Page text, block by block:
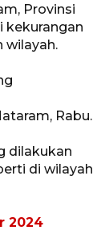
Provinsi
kekurangan
wilayah.
Rabu.
dilakukan
di wilayah
2024